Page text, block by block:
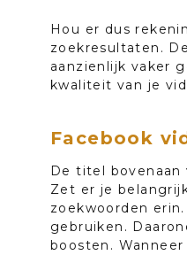
Hou er dus
zoekresultaten.
aanzienlijk vaker
kwaliteit van je
Facebook
De titel
Zet er je
zoekwoorden
gebruiken.
boosten.